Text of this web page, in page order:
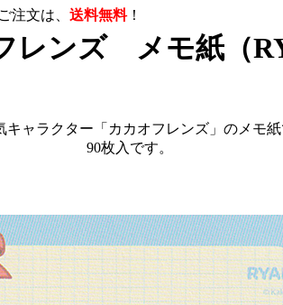
注文は、 送料無料！
レンズ メモ紙（
キャラクター「カカオフレンズ」のメモ
90枚入です。